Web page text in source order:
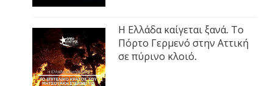
Η Ελλάδα καίγεται ξανά. Το
Πόρτο Γερμενό στην Αττική
σε πύρινο κλοιό.